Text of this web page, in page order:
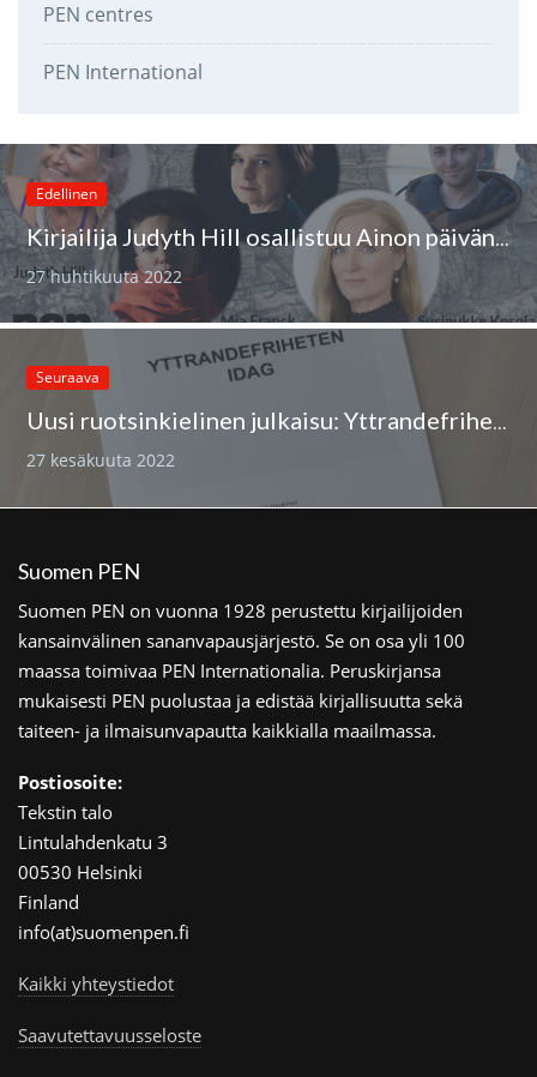
PEN centres
PEN International
Edellinen
Kirjailija Judyth Hill osallistuu Ainon päivän tilaisuuteen
27 huhtikuuta 2022
Seuraava
Uusi ruotsinkielinen julkaisu: Yttrandefriheten idag
27 kesäkuuta 2022
Suomen PEN
Suomen PEN on vuonna 1928 perustettu kirjailijoiden
kansainvälinen sananvapausjärjestö. Se on osa yli 100
maassa toimivaa PEN Internationalia. Peruskirjansa
mukaisesti PEN puolustaa ja edistää kirjallisuutta sekä
taiteen- ja ilmaisunvapautta kaikkialla maailmassa.
Postiosoite:
Tekstin talo
Lintulahdenkatu 3
00530 Helsinki
Finland
info(at)suomenpen.fi
Kaikki yhteystiedot
Saavutettavuusseloste